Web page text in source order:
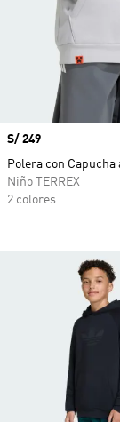
Precio
S/ 249
Polera con
Niño TERREX
2 colores